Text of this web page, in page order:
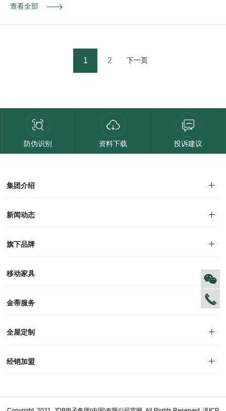
查看全部
1 2 下一页
防伪识别 资料下载 投诉建议
集团介绍
集团介绍
企业文化
人才招聘
商学院
VR全景展厅
董事长介绍
新闻动态
旗下品牌
品牌文化
荣誉资质
产品专利
电子画册
移动家具
迪尚
西瑞
洛斯
里奥
洛卡
美舍
新古典
纯美
金蒂服务
售后服务
防伪识别
投诉建议
全屋定制
风格定制
空间定制
户型案例
材质展示
预约量尺
经销加盟